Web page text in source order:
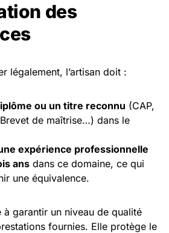
des
légalement, l’artisan doit :
ou un titre reconnu (CAP,
de maîtrise…) dans le
expérience professionnelle
ans dans ce domaine, ce qui
une équivalence.
garantir un niveau de qualité
fournies. Elle protège le